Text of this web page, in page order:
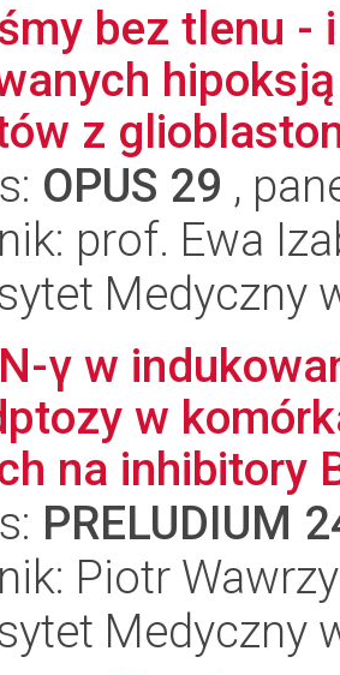
bez tlenu -
z
OPUS 29 ,
prof. Ewa
Medyczny
γ w
w
na inhibitory
PRELUDIUM
Piotr
Medyczny